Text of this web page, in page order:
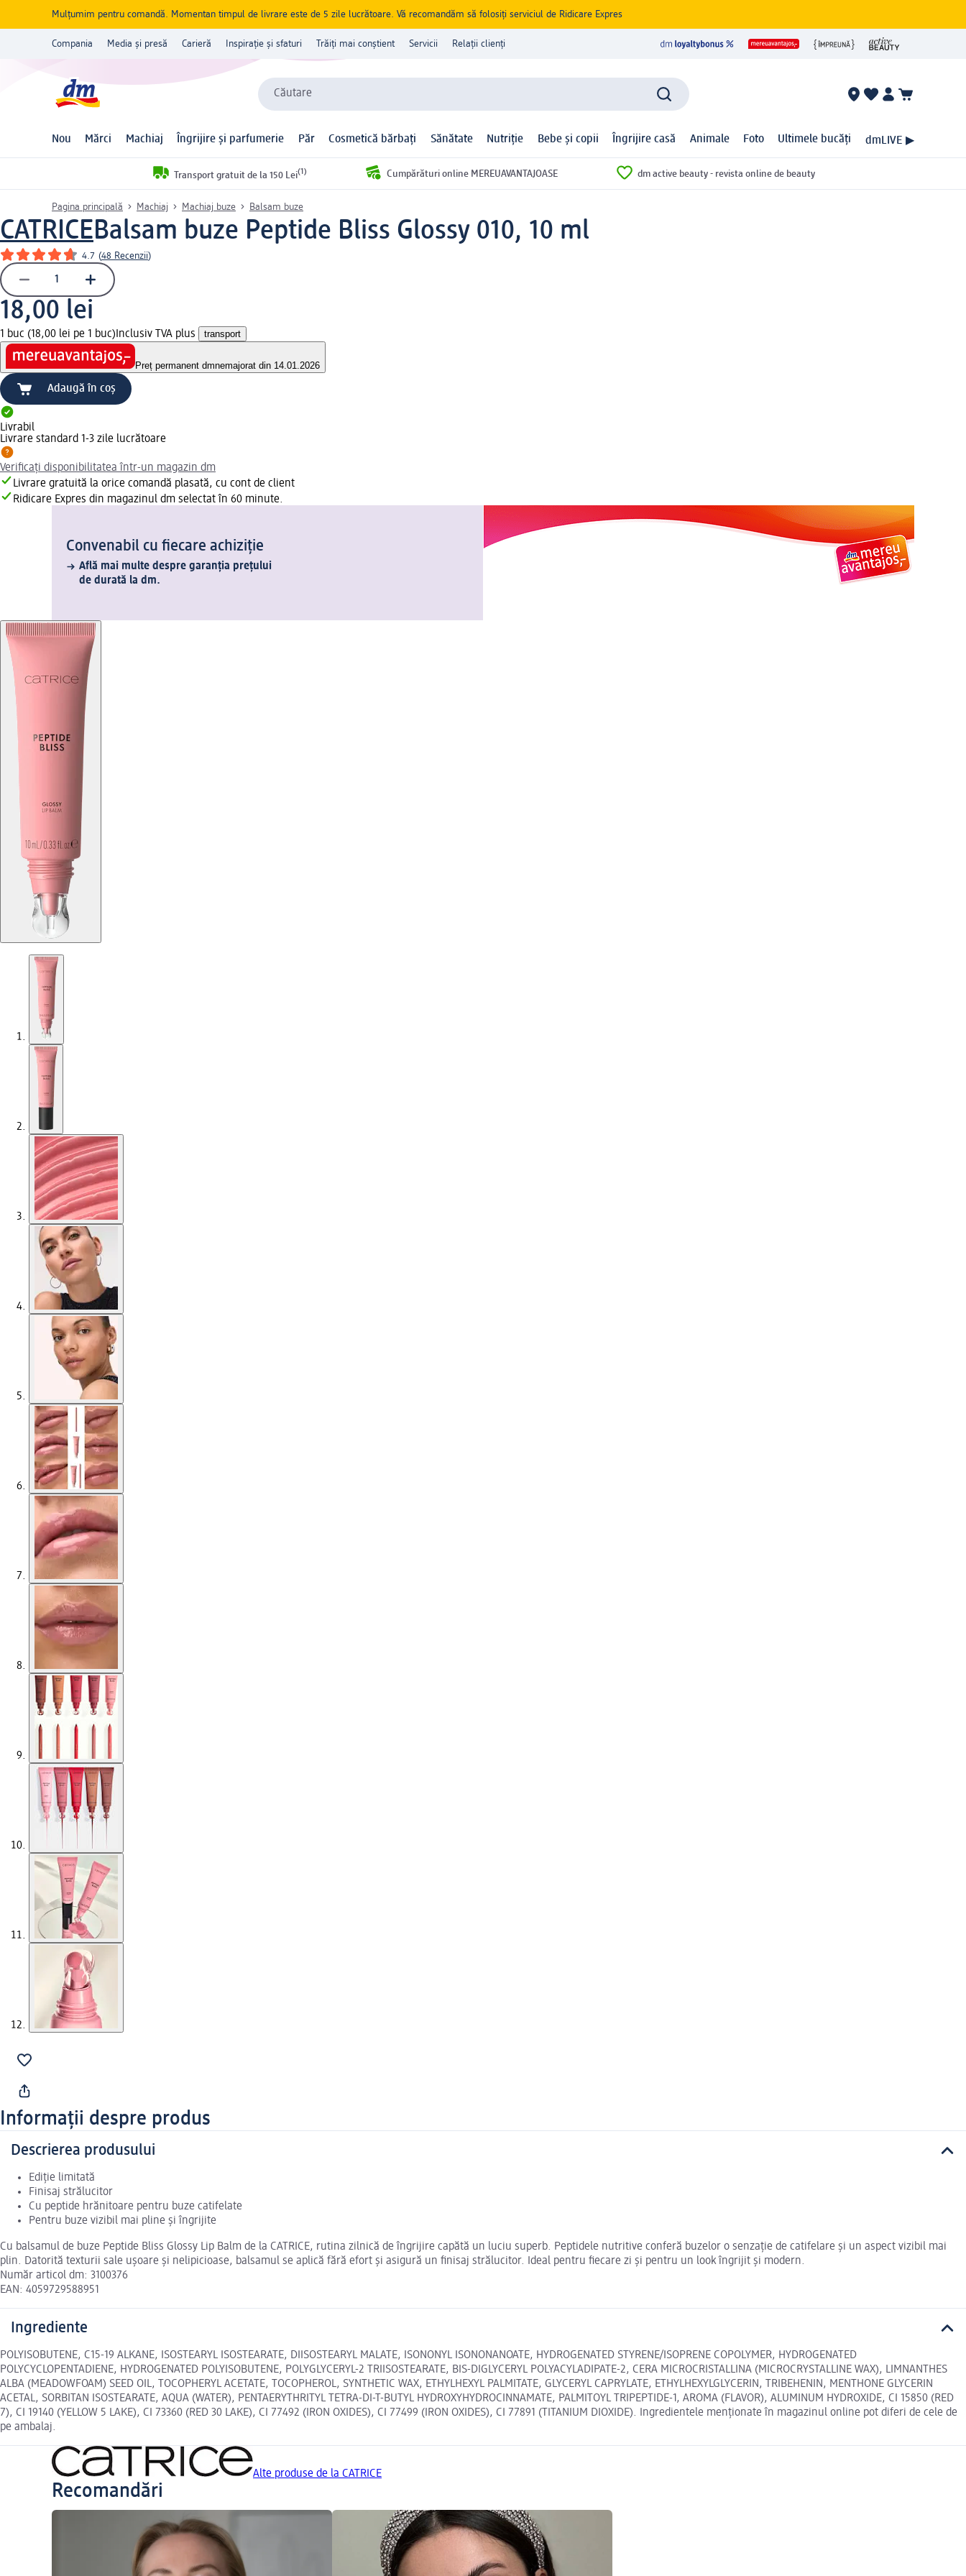
Mulțumim pentru comandă. Momentan timpul de livrare este de 5 zile lucrătoare. Vă recomandăm să folosiți serviciul de Ridicare Expres
Compania Media și presă Carieră Inspirație și sfaturi Trăiți mai conștient Servicii Relații clienți
Căutare
Nou Mărci Machiaj Îngrijire și parfumerie Păr Cosmetică bărbați Sănătate Nutriție Bebe și copii Îngrijire casă Animale Foto Ultimele bucăți dmLIVE ▶
Transport gratuit de la 150 Lei(1) Cumpărături online MEREUAVANTAJOASE dm active beauty - revista online de beauty
Pagina principală Machiaj Machiaj buze Balsam buze
CATRICEBalsam buze Peptide Bliss Glossy 010, 10 ml
4.7 (48 Recenzii)
18,00 lei
1 buc (18,00 lei pe 1 buc) Inclusiv TVA plus transport
Preț permanent dmnemajorat din 14.01.2026
Adaugă în coș
Livrabil
Livrare standard 1-3 zile lucrătoare
Verificați disponibilitatea într-un magazin dm
Livrare gratuită la orice comandă plasată, cu cont de client
Ridicare Expres din magazinul dm selectat în 60 minute.
Convenabil cu fiecare achiziție
Află mai multe despre garanția prețului
de durată la dm.
Informații despre produs
Descrierea produsului
Ediție limitată
Finisaj strălucitor
Cu peptide hrănitoare pentru buze catifelate
Pentru buze vizibil mai pline și îngrijite
Cu balsamul de buze Peptide Bliss Glossy Lip Balm de la CATRICE, rutina zilnică de îngrijire capătă un luciu superb. Peptidele nutritive conferă buzelor o senzație de catifelare și un aspect vizibil mai
plin. Datorită texturii sale ușoare și nelipicioase, balsamul se aplică fără efort și asigură un finisaj strălucitor. Ideal pentru fiecare zi și pentru un look îngrijit și modern.
Număr articol dm: 3100376
EAN: 4059729588951
Ingrediente
POLYISOBUTENE, C15-19 ALKANE, ISOSTEARYL ISOSTEARATE, DIISOSTEARYL MALATE, ISONONYL ISONONANOATE, HYDROGENATED STYRENE/ISOPRENE COPOLYMER, HYDROGENATED
POLYCYCLOPENTADIENE, HYDROGENATED POLYISOBUTENE, POLYGLYCERYL-2 TRIISOSTEARATE, BIS-DIGLYCERYL POLYACYLADIPATE-2, CERA MICROCRISTALLINA (MICROCRYSTALLINE WAX), LIMNANTHES
ALBA (MEADOWFOAM) SEED OIL, TOCOPHERYL ACETATE, TOCOPHEROL, SYNTHETIC WAX, ETHYLHEXYL PALMITATE, GLYCERYL CAPRYLATE, ETHYLHEXYLGLYCERIN, TRIBEHENIN, MENTHONE GLYCERIN
ACETAL, SORBITAN ISOSTEARATE, AQUA (WATER), PENTAERYTHRITYL TETRA-DI-T-BUTYL HYDROXYHYDROCINNAMATE, PALMITOYL TRIPEPTIDE-1, AROMA (FLAVOR), ALUMINUM HYDROXIDE, CI 15850 (RED
7), CI 19140 (YELLOW 5 LAKE), CI 73360 (RED 30 LAKE), CI 77492 (IRON OXIDES), CI 77499 (IRON OXIDES), CI 77891 (TITANIUM DIOXIDE). Ingredientele menționate în magazinul online pot diferi de cele de
pe ambalaj.
Alte produse de la CATRICE
Recomandări